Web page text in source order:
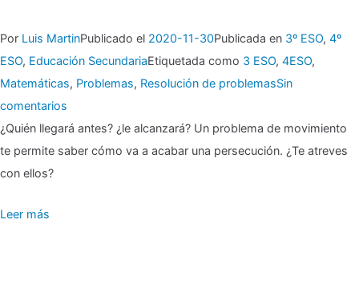
Por Luis MartinPublicado el 2020-11-30Publicada en 3º ESO, 4º
ESO, Educación SecundariaEtiquetada como 3 ESO, 4ESO,
Matemáticas, Problemas, Resolución de problemasSin
comentarios
▶
🎖
¿Quién llegará antes? ¿le alcanzará? Un problema de movimiento
te permite saber cómo va a acabar una persecución. ¿Te atreves
con ellos?
Leer más